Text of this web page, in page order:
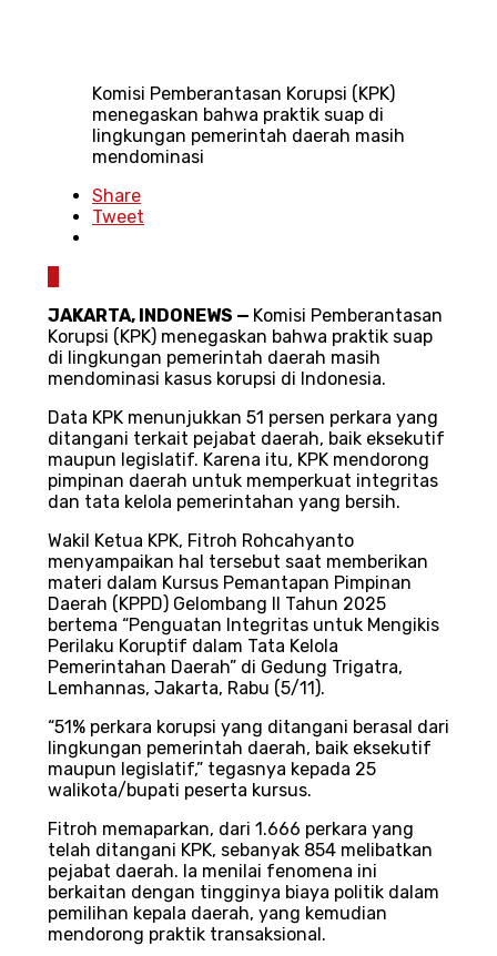
Komisi Pemberantasan Korupsi (KPK)
menegaskan bahwa praktik suap di
lingkungan pemerintah daerah masih
mendominasi
Share
Tweet
JAKARTA, INDONEWS — Komisi Pemberantasan
Korupsi (KPK) menegaskan bahwa praktik suap
di lingkungan pemerintah daerah masih
mendominasi kasus korupsi di Indonesia.
Data KPK menunjukkan 51 persen perkara yang
ditangani terkait pejabat daerah, baik eksekutif
maupun legislatif. Karena itu, KPK mendorong
pimpinan daerah untuk memperkuat integritas
dan tata kelola pemerintahan yang bersih.
Wakil Ketua KPK, Fitroh Rohcahyanto
menyampaikan hal tersebut saat memberikan
materi dalam Kursus Pemantapan Pimpinan
Daerah (KPPD) Gelombang II Tahun 2025
bertema “Penguatan Integritas untuk Mengikis
Perilaku Koruptif dalam Tata Kelola
Pemerintahan Daerah” di Gedung Trigatra,
Lemhannas, Jakarta, Rabu (5/11).
“51% perkara korupsi yang ditangani berasal dari
lingkungan pemerintah daerah, baik eksekutif
maupun legislatif,” tegasnya kepada 25
walikota/bupati peserta kursus.
Fitroh memaparkan, dari 1.666 perkara yang
telah ditangani KPK, sebanyak 854 melibatkan
pejabat daerah. Ia menilai fenomena ini
berkaitan dengan tingginya biaya politik dalam
pemilihan kepala daerah, yang kemudian
mendorong praktik transaksional.